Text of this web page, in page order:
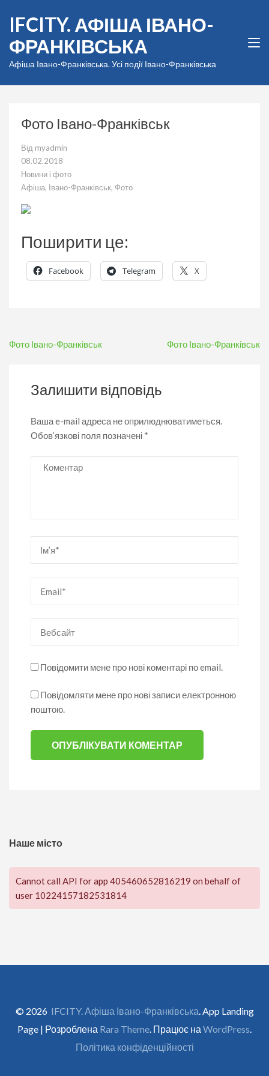
вмісту
(натисніть
Enter)
IFCITY. АФІША ІВАНО-
ФРАНКІВСЬКА
Афіша Івано-Франківська. Усі події Івано-Франківська
Фото Івано-Франківськ
Від myadmin
08.02.2018
Новини і фото
Афіша, Івано-Франківськ, Фото
Поширити це:
Facebook Telegram X
Навігація
Фото Івано-Франківськ Фото Івано-Франківськ
Залишити відповідь
Ваша e-mail адреса не оприлюднюватиметься.
Обов’язкові поля позначені *
Коментар
Повідомити мене про нові коментарі по email.
Повідомляти мене про нові записи електронною
поштою.
Наше місто
Cannot call API for app 405460652816219 on behalf of
user 10224157182531814
© 2026 IFCITY. Афіша Івано-Франківська . App Landing
Page | Розроблена Rara Theme . Працює на WordPress
Політика конфіденційності